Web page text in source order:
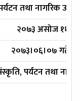
तथा नागरिक
२०७३ असोज ११
२०७३।०६।०७ गते,
पर्यटन तथा